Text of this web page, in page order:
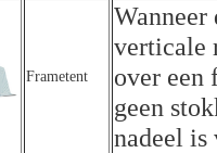
Frametent
verticale
over een
geen
nadeel is